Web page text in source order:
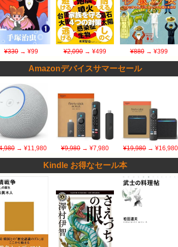
¥330 → ¥99 ¥2,090 → ¥499 ¥880→ ¥399
Amazonデバイスサマーセール
→ ¥11,980 ¥9,980→ ¥7,980 ¥19,980→ ¥16,980
Kindle お得なセール本